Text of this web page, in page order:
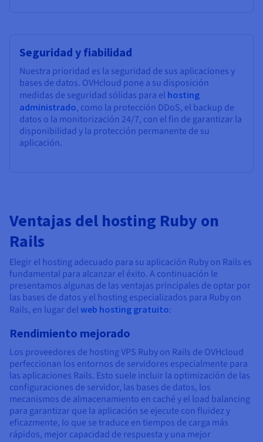
Seguridad y fiabilidad
Nuestra prioridad es la seguridad de sus aplicaciones y
bases de datos. OVHcloud pone a su disposición
medidas de seguridad sólidas para el hosting
administrado, como la protección DDoS, el backup de
datos o la monitorización 24/7, con el fin de garantizar la
disponibilidad y la protección permanente de su
aplicación.
Ventajas del hosting Ruby on
Rails
Elegir el hosting adecuado para su aplicación Ruby on Rails es
fundamental para alcanzar el éxito. A continuación le
presentamos algunas de las ventajas principales de optar por
las bases de datos y el hosting especializados para Ruby on
Rails, en lugar del web hosting gratuito:
Rendimiento mejorado
Los proveedores de hosting VPS Ruby on Rails de OVHcloud
perfeccionan los entornos de servidores especialmente para
las aplicaciones Rails. Esto suele incluir la optimización de las
configuraciones de servidor, las bases de datos, los
mecanismos de almacenamiento en caché y el load balancing
para garantizar que la aplicación se ejecute con fluidez y
eficazmente, lo que se traduce en tiempos de carga más
rápidos, mejor capacidad de respuesta y una mejor